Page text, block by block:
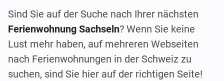
Sind Sie auf der Suche nach Ihrer nächsten
Ferienwohnung Sachseln? Wenn Sie keine
Lust mehr haben, auf mehreren Webseiten
nach Ferienwohnungen in der Schweiz zu
suchen, sind Sie hier auf der richtigen Seite!